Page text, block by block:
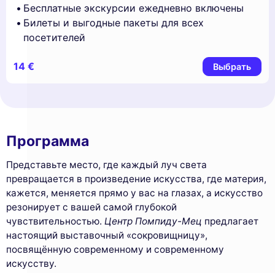
Бесплатные экскурсии ежедневно включены
Билеты и выгодные пакеты для всех
посетителей
14 € Выбрать
Программа
Представьте место, где каждый луч света
превращается в произведение искусства, где материя,
кажется, меняется прямо у вас на глазах, а искусство
резонирует с вашей самой глубокой
чувствительностью. Центр Помпиду-Мец предлагает
настоящий выставочный «сокровищницу»,
посвящённую современному и современному
искусству.